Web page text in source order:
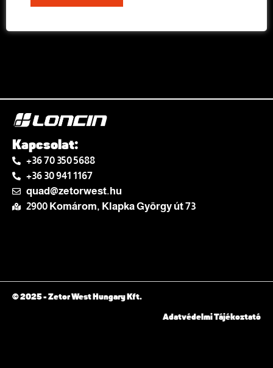
Kapcsolat:
+36 70 350 5688
+36 30 941 1167
quad@zetorwest.hu
2900 Komárom, Klapka György út 73
© 2025 - Zetor West Hungary Kft.
Adatvédelmi Tájékoztató